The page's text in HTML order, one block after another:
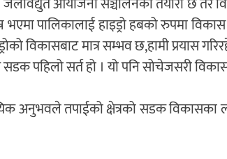
पालिकालाई हाइड्रो हबको रुपमा विकास
विकासबाट मात्र सम्भव छ,हामी प्रयास
पहिलो सर्त हो । यो पनि सोचेजसरी
अनुभवले तपाईको क्षेत्रको सडक विकासका